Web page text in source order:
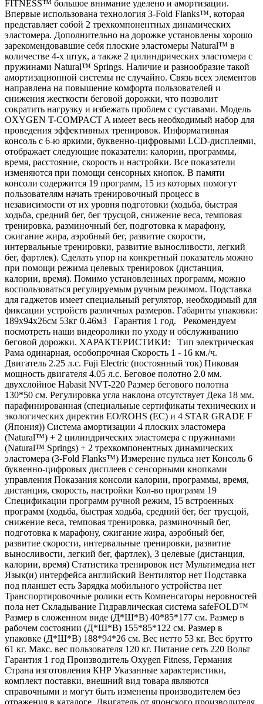
FITNESS™ большое внимание уделено и амортизации.
Впервые использована технология 3-Fold Flanks™, которая
представляет собой 2 трехкомпонентных динамических
эластомера. Дополнительно на дорожке установлены хорошо
зарекомендовавшие себя плоские эластомеры Natural™ в
количестве 4-х штук, а также 2 цилиндрических эластомера с
пружинами Natural™ Springs. Наличие и разнообразие такой
амортизационной системы не случайно. Связь всех элементов
направлена на повышение комфорта пользователей и
снижения жесткости беговой дорожки, что позволит
сократить нагрузку и избежать проблем с суставами. Модель
OXYGEN T-COMPACT A имеет весь необходимый набор для
проведения эффективных тренировок. Информативная
консоль с 6-ю яркими, буквенно-цифровыми LCD-дисплеями,
отображает следующие показатели: калории, программы,
время, расстояние, скорость и настройки. Все показатели
изменяются при помощи сенсорных кнопок. В памяти
консоли содержится 19 программ, 15 из которых помогут
пользователям начать тренировочный процесс в
независимости от их уровня подготовки (ходьба, быстрая
ходьба, средний бег, бег трусцой, снижение веса, темповая
тренировка, разминочный бег, подготовка к марафону,
сжигание жира, аэробный бег, развитие скорости,
интервальные тренировки, развитие выносливости, легкий
бег, фартлек). Сделать упор на конкретный показатель можно
при помощи режима целевых тренировок (дистанция,
калории, время). Помимо установленных программ, можно
воспользоваться регулируемым ручным режимом. Подставка
для гаджетов имеет специальный регулятор, необходимый для
фиксации устройств различных размеров. Габариты упаковки:
189х94х26см 53кг 0.46м3 Гарантия 1 год. Рекомендуем
посмотреть наши видеоролики по уходу и обслуживанию
беговой дорожки. ХАРАКТЕРИСТИКИ: Тип электрическая
Рама одинарная, особопрочная Скорость 1 - 16 км./ч.
Двигатель 2.25 л.с. Fuji Electric (постоянный ток) Пиковая
мощность двигателя 4.05 л.с. Беговое полотно 2.0 мм.
двухслойное Habasit NVT-220 Размер бегового полотна
130*50 см. Регулировка угла наклона отсутствует Дека 18 мм.
парафинированная (специальные сертификаты технических и
экологических директив EO/ROHS (ЕС) и 4 STAR GRADE F
(Япония)) Система амортизации 4 плоских эластомера
(Natural™) + 2 цилиндрических эластомера с пружинами
(Natural™ Springs) + 2 трехкомпонентных динамических
эластомера (3-Fold Flanks™) Измерение пульса нет Консоль 6
буквенно-цифровых дисплеев с сенсорными кнопками
управления Показания консоли калории, программы, время,
дистанция, скорость, настройки Кол-во программ 19
Спецификации программ ручной режим, 15 встроенных
программ (ходьба, быстрая ходьба, средний бег, бег трусцой,
снижение веса, темповая тренировка, разминочный бег,
подготовка к марафону, сжигание жира, аэробный бег,
развитие скорости, интервальные тренировки, развитие
выносливости, легкий бег, фартлек), 3 целевые (дистанция,
калории, время) Статистика тренировок нет Мультимедиа нет
Язык(и) интерфейса английский Вентилятор нет Подставка
под планшет есть Зарядка мобильного устройства нет
Транспортировочные ролики есть Компенсаторы неровностей
пола нет Складывание Гидравлическая система safeFOLD™
Размер в сложенном виде (Д*Ш*В) 40*85*177 см. Размер в
рабочем состоянии (Д*Ш*В) 155*85*122 см. Размер в
упаковке (Д*Ш*В) 188*94*26 см. Вес нетто 53 кг. Вес брутто
61 кг. Макс. вес пользователя 120 кг. Питание сеть 220 Вольт
Гарантия 1 год Производитель Oxygen Fitness, Германия
Страна изготовления КНР Указанные характеристики,
комплект поставки, внешний вид товара являются
справочными и могут быть изменены производителем без